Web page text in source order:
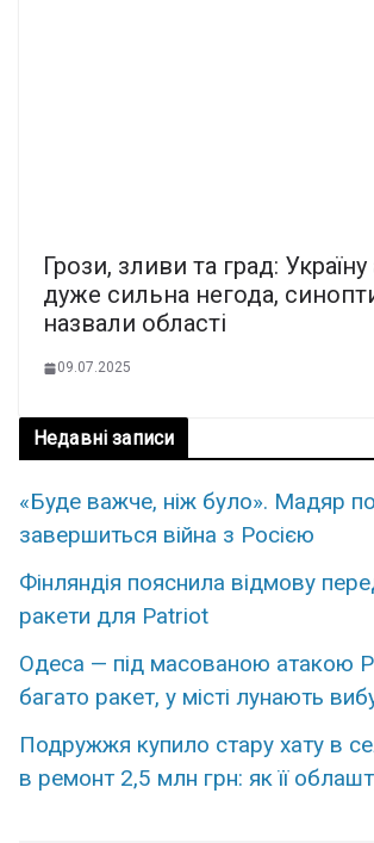
Грози, зливи та град: Україну
дуже сильна негода,
назвали області
09.07.2025
Недавні записи
«Буде важче, ніж було». Мадяр
завершиться війна з Росією
Фінляндія пояснила відмову
ракети для Patriot
Одеса — під масованою атакою
багато ракет, у місті лунають
Подружжя купило стару хату в
в ремонт 2,5 млн грн: як її